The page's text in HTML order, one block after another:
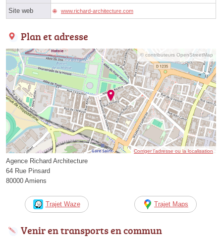
Site web www.richard-architecture.com
Plan et adresse
© contributeurs OpenStreetMap
Corriger l’adresse ou la localisation
Agence Richard Architecture
64 Rue Pinsard
80000 Amiens
Trajet Waze Trajet Maps
Venir en transports en commun